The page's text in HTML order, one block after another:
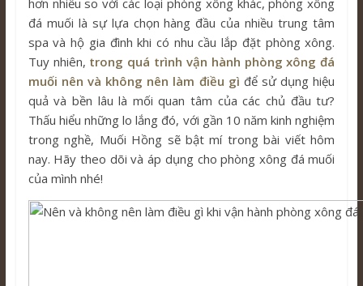
hơn nhiều so với các loại phòng xông khác, phòng xông
đá muối là sự lựa chọn hàng đầu của nhiều trung tâm
spa và hộ gia đình khi có nhu cầu lắp đặt phòng xông.
Tuy nhiên, trong quá trình vận hành phòng xông đá
muối nên và không nên làm điều gì để sử dụng hiệu
quả và bền lâu là mối quan tâm của các chủ đầu tư?
Thấu hiểu những lo lắng đó, với gần 10 năm kinh nghiệm
trong nghề, Muối Hồng sẽ bật mí trong bài viết hôm
nay. Hãy theo dõi và áp dụng cho phòng xông đá muối
của mình nhé!